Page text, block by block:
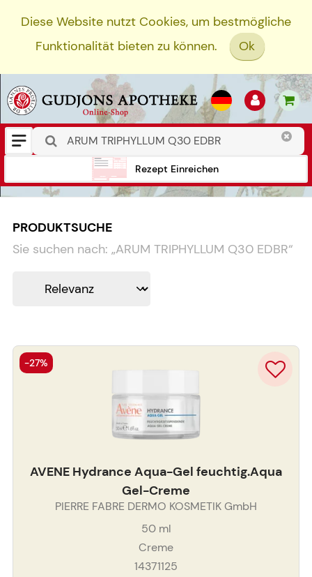
Diese Website nutzt Cookies, um bestmögliche
Funktionalität bieten zu können.
Ok
Rezept Einreichen
PRODUKTSUCHE
Sie suchen nach: „ARUM TRIPHYLLUM Q30 EDBR“
AVENE Hydrance Aqua-Gel feuchtig.Aqua
Gel-Creme
PIERRE FABRE DERMO KOSMETIK GmbH
50ml
Creme
14371125
-27%